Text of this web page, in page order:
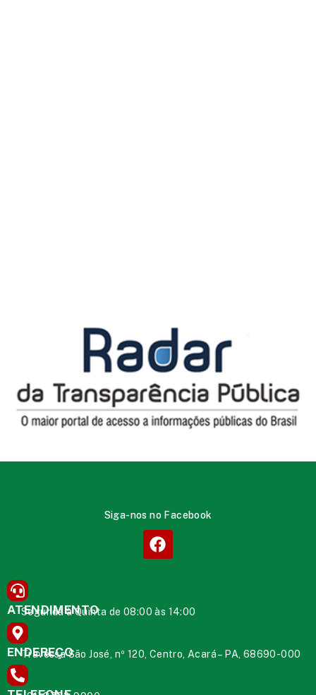
Siga-nos no Facebook
ATENDIMENTO
Segunda à Quinta de 08:00 às 14:00
ENDEREÇO
Travessa São José, nº 120, Centro, Acará – PA, 68690-000